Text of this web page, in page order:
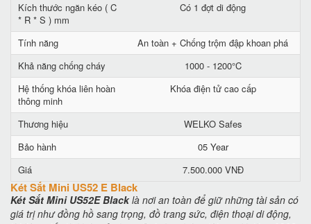
Kích thước ngăn kéo ( C
* R * S ) mm
Có 1 đợt di động
Tính năng
An toàn + Chống trộm đập khoan phá
Khả năng chống cháy
1000 - 1200°C
Hệ thống khóa liên hoàn
thông minh
Khóa điện tử cao cấp
Thương hiệu
WELKO Safes
Bảo hành
05 Year
Giá
7.500.000 VNĐ
Két Sắt Mini US52 E Black
Két Sắt Mini US52E Blacklà nơi an toàn để giữ những tài sản có
giá trị như đồng hồ sang trọng, đồ trang sức, điện thoại di động,